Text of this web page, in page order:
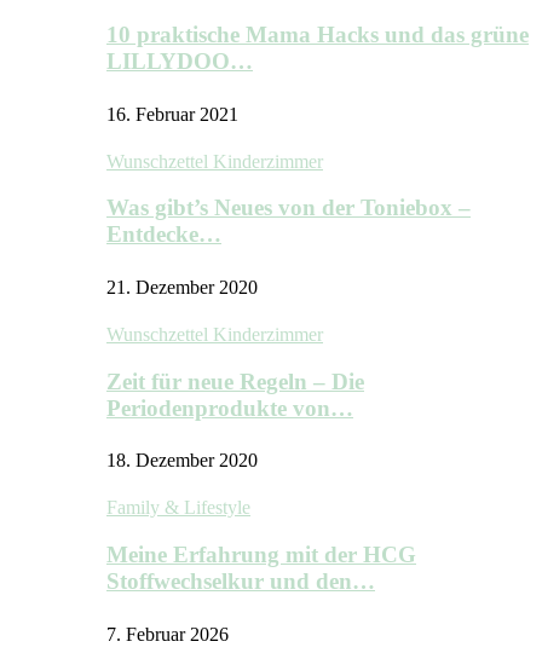
10 praktische Mama Hacks und das grüne
LILLYDOO…
16. Februar 2021
Wunschzettel Kinderzimmer
Was gibt’s Neues von der Toniebox –
Entdecke…
21. Dezember 2020
Wunschzettel Kinderzimmer
Zeit für neue Regeln – Die
Periodenprodukte von…
18. Dezember 2020
Family & Lifestyle
Meine Erfahrung mit der HCG
Stoffwechselkur und den…
7. Februar 2026